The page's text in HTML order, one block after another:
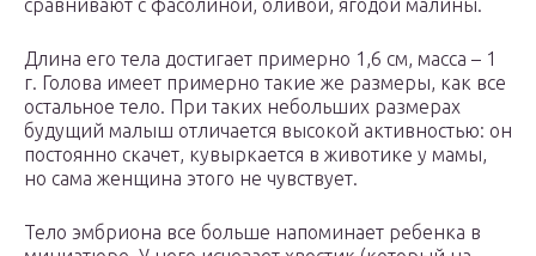
сравнивают с фасолиной, оливой, ягодой малины.
Длина его тела достигает примерно 1,6 см, масса – 1
г. Голова имеет примерно такие же размеры, как все
остальное тело. При таких небольших размерах
будущий малыш отличается высокой активностью: он
постоянно скачет, кувыркается в животике у мамы,
но сама женщина этого не чувствует.
Тело эмбриона все больше напоминает ребенка в